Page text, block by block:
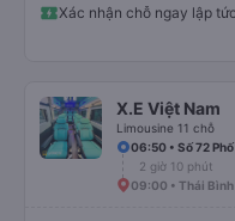
Xác nhận chỗ ngay lập tức
X.E Việt Nam
Limousine 11 chỗ
06:50 • Số 72
2 giờ 10 phút
09:00 • Thái Bình